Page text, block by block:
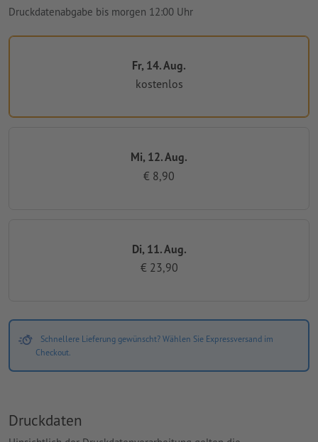
Druckdatenabgabe bis morgen 12:00 Uhr
Fr, 14. Aug.
kostenlos
Mi, 12. Aug.
€ 8,90
Di, 11. Aug.
€ 23,90
Schnellere Lieferung gewünscht? Wählen Sie Expressversand im
Checkout.
Druckdaten